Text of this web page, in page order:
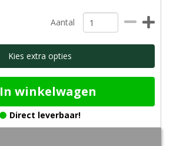
Aantal
Kies extra opties
In winkelwagen
Direct leverbaar!